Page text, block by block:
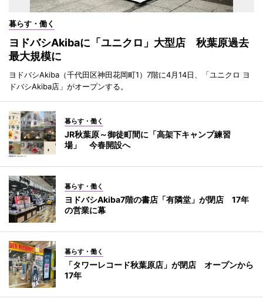
暮らす・働く
ヨドバシAkibaに「ユニクロ」大型店 秋葉原過去
最大規模に
ヨドバシAkiba（千代田区神田花岡町1）7階に4月14日、「ユニクロ ヨ
ドバシAkiba店」がオープンする。
暮らす・働く
JR秋葉原～御徒町間に「高架下キャンプ練習
場」 今春開設へ
暮らす・働く
ヨドバシAkiba7階の書店「有隣堂」が閉店 17年
の営業に幕
暮らす・働く
「タワーレコード秋葉原店」が閉店 オープンから
17年